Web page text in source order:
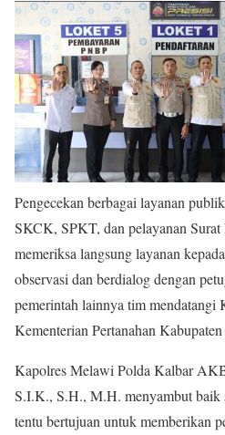
Pengecekan berbagai layanan
SKCK, SPKT, dan pelayanan
memeriksa langsung layanan
observasi dan berdialog dengan
pemerintah lainnya tim
Kementerian Pertanahan
Kapolres Melawi Polda Kalbar
S.I.K., S.H., M.H. menyambut baik
tentu bertujuan untuk memberikan